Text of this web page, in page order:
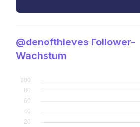
@denofthieves Follower-
Wachstum